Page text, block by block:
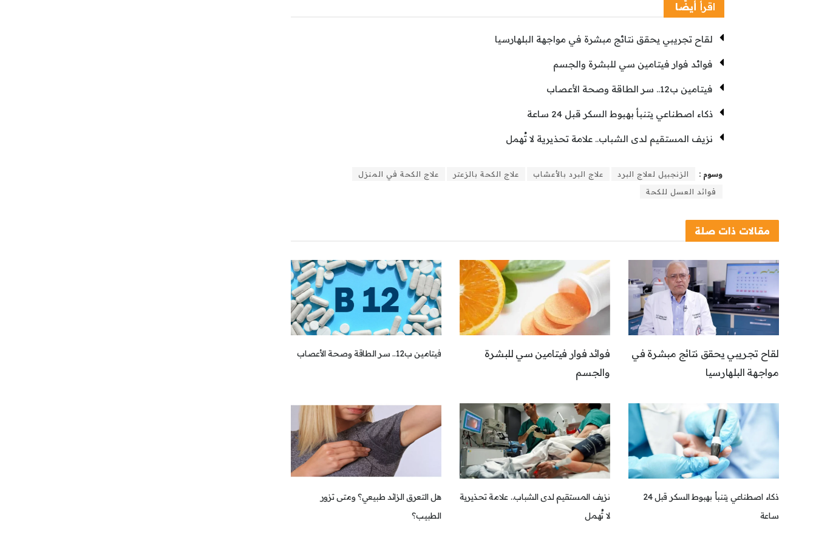
اقرأ أيضًا
لقاح تجريبي يحقق نتائج مبشرة في مواجهة البلهارسيا
فوائد فوار فيتامين سي للبشرة والجسم
فيتامين ب12.. سر الطاقة وصحة الأعصاب
ذكاء اصطناعي يتنبأ بهبوط السكر قبل 24 ساعة
نزيف المستقيم لدى الشباب.. علامة تحذيرية لا تُهمل
وسوم : الزنجبيل لعلاج البرد علاج البرد بالأعشاب علاج الكحة بالزعتر
علاج الكحة في المنزل
فوائد العسل للكحة
مقالاتذات صلة
لقاح تجريبي يحقق نتائج مبشرة في
مواجهة البلهارسيا
فوائد فوار فيتامين سي للبشرة
والجسم
فيتامين ب12.. سر الطاقة وصحة الأعصاب
ذكاء اصطناعي يتنبأ بهبوط السكر قبل 24
ساعة
نزيف المستقيم لدى الشباب.. علامة تحذيرية
لا تُهمل
هل التعرق الزائد طبيعي؟ ومتى تزور
الطبيب؟